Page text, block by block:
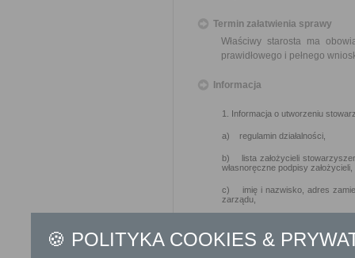
Termin załatwienia sprawy
Właściwy starosta ma
prawidłowego i pełnego
Informacja
1. Informacja o utworzeniu
a) regulamin działalności,
b) lista założycieli
własnoręczne podpisy założycieli,
c) imię i nazwisko, adres
zarządu,
przewiduje ten organ,
🍪 POLITYKA COOKIES &